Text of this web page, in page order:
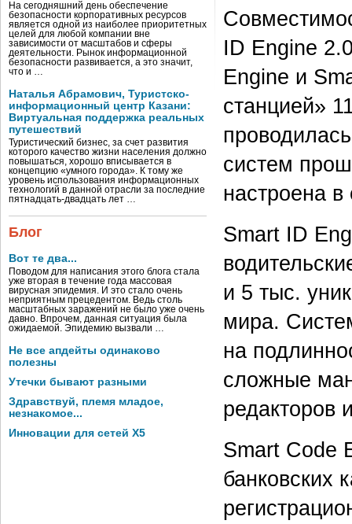
На сегодняшний день обеспечение
безопасности корпоративных ресурсов
является одной из наиболее приоритетных
целей для любой компании вне
зависимости от масштабов и сферы
деятельности. Рынок информационной
безопасности развивается, а это значит,
что и …
Наталья Абрамович, Туристско-
информационный центр Казани:
Виртуальная поддержка реальных
путешествий
Туристический бизнес, за счет развития
которого качество жизни населения должно
повышаться, хорошо вписывается в
концепцию «умного города». К тому же
уровень использования информационных
технологий в данной отрасли за последние
пятнадцать-двадцать лет …
Блог
Вот те два...
Поводом для написания этого блога стала
уже вторая в течение года массовая
вирусная эпидемия. И это стало очень
неприятным прецедентом. Ведь столь
масштабных заражений не было уже очень
давно. Впрочем, данная ситуация была
ожидаемой. Эпидемию вызвали …
Не все апдейты одинаково
полезны
Утечки бывают разными
Здравствуй, племя младое,
незнакомое...
Инновации для сетей X5
ID Engine
Engine и
станцией»
систем
настроена
Smart ID
и 5 тыс.
мира.
на
сложные
редакторов
Smart Code
банковских